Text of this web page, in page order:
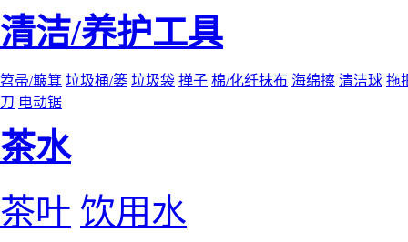
清洁/养护工具
笤帚/簸箕 垃圾桶/篓 垃圾袋 掸子 棉/化纤抹布 海绵擦 清洁球 拖
刀 电动锯
茶水
茶叶 饮用水